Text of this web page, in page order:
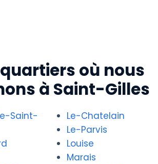
où nous
à Saint-Gilles
Saint-
Le-Chatelain
Le-Parvis
Louise
Marais